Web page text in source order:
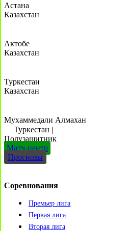
Астана
Казахстан
Актобе
Казахстан
Туркестан
Казахстан
Мухаммедали Алмахан
Туркестан |
Полузащитник
Матч-центр
Прогнозы
Соревнования
Премьер лига
Первая лига
Вторая лига